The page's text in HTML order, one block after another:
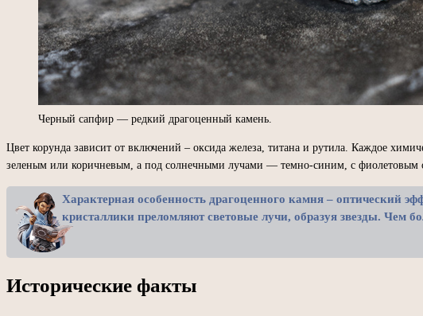
Черный сапфир — редкий драгоценный камень.
Цвет корунда зависит от включений – оксида железа, титана и рутила. Каждое
зеленым или коричневым, а под солнечными лучами — темно-синим, с фиолетовым
Характерная особенность драгоценного камня – оптический
кристаллики преломляют световые лучи, образуя звезды. Чем
Исторические факты